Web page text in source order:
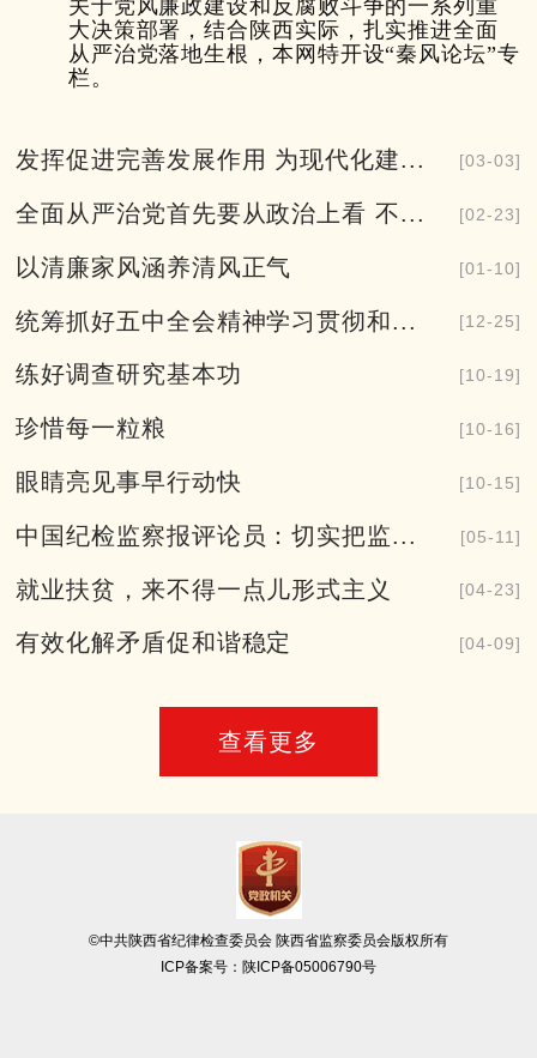
关于党风廉政建设和反腐败斗争的一系列重
大决策部署，结合陕西实际，扎实推进全面
从严治党落地生根，本网特开设“秦风论坛”专
栏。
发挥促进完善发展作用 为现代化建... [03-03]
全面从严治党首先要从政治上看 不... [02-23]
以清廉家风涵养清风正气 [01-10]
统筹抓好五中全会精神学习贯彻和... [12-25]
练好调查研究基本功 [10-19]
珍惜每一粒粮 [10-16]
眼睛亮见事早行动快 [10-15]
中国纪检监察报评论员：切实把监... [05-11]
就业扶贫，来不得一点儿形式主义 [04-23]
有效化解矛盾促和谐稳定 [04-09]
查看更多
©中共陕西省纪律检查委员会 陕西省监察委员会版权所有
ICP备案号： 陕ICP备05006790号